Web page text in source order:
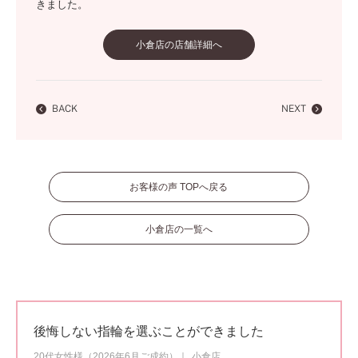
きました。
小倉店の店舗詳細へ
BACK NEXT
お客様の声 TOPへ戻る
小倉店の一覧へ
後悔しない指輪を選ぶことができました